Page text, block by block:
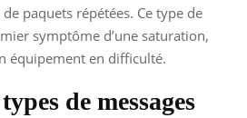
paquets répétées. Ce type de
symptôme d’une saturation,
équipement en difficulté.
de messages